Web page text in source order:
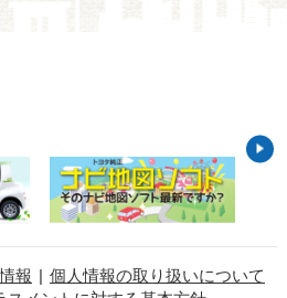
報
個人情報の取り扱いについて